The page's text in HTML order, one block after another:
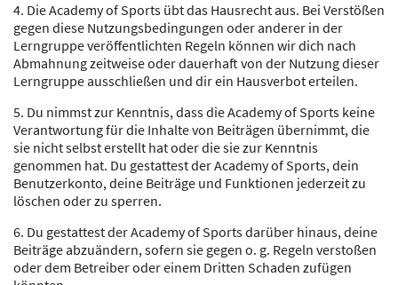
4. Die Academy of Sports übt das Hausrecht aus. Bei Verstößen
gegen diese Nutzungsbedingungen oder anderer in der
Lerngruppe veröffentlichten Regeln können wir dich nach
Abmahnung zeitweise oder dauerhaft von der Nutzung dieser
Lerngruppe ausschließen und dir ein Hausverbot erteilen.
5. Du nimmst zur Kenntnis, dass die Academy of Sports keine
Verantwortung für die Inhalte von Beiträgen übernimmt, die
sie nicht selbst erstellt hat oder die sie zur Kenntnis
genommen hat. Du gestattest der Academy of Sports, dein
Benutzerkonto, deine Beiträge und Funktionen jederzeit zu
löschen oder zu sperren.
6. Du gestattest der Academy of Sports darüber hinaus, deine
Beiträge abzuändern, sofern sie gegen o. g. Regeln verstoßen
oder dem Betreiber oder einem Dritten Schaden zufügen